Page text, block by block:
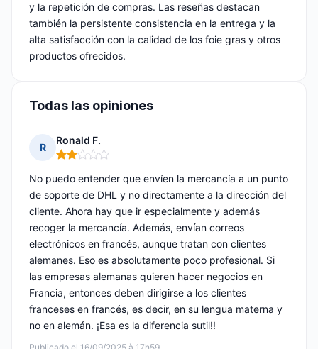
y la repetición de compras. Las reseñas destacan
también la persistente consistencia en la entrega y la
alta satisfacción con la calidad de los foie gras y otros
productos ofrecidos.
Todas las opiniones
R
Ronald F.
Nota: 2 de 5
No puedo entender que envíen la mercancía a un punto
de soporte de DHL y no directamente a la dirección del
cliente. Ahora hay que ir especialmente y además
recoger la mercancía. Además, envían correos
electrónicos en francés, aunque tratan con clientes
alemanes. Eso es absolutamente poco profesional. Si
las empresas alemanas quieren hacer negocios en
Francia, entonces deben dirigirse a los clientes
franceses en francés, es decir, en su lengua materna y
no en alemán. ¡Esa es la diferencia sutil!!